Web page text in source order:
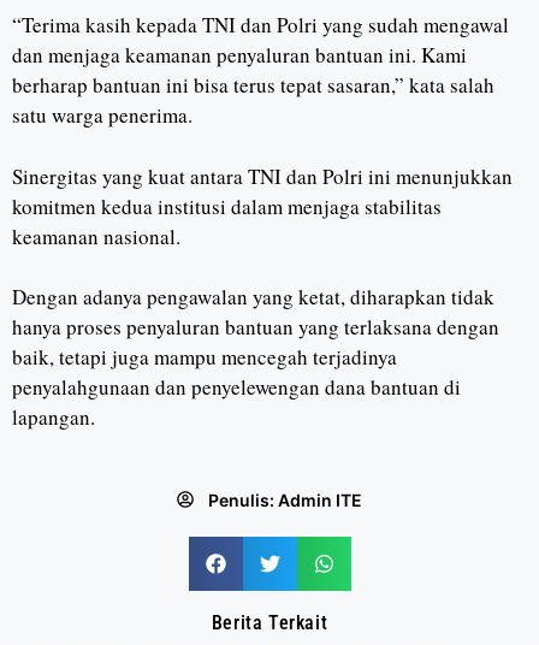
“Terima kasih kepada TNI dan Polri yang sudah mengawal
dan menjaga keamanan penyaluran bantuan ini. Kami
berharap bantuan ini bisa terus tepat sasaran,” kata salah
satu warga penerima.
Sinergitas yang kuat antara TNI dan Polri ini menunjukkan
komitmen kedua institusi dalam menjaga stabilitas
keamanan nasional.
Dengan adanya pengawalan yang ketat, diharapkan tidak
hanya proses penyaluran bantuan yang terlaksana dengan
baik, tetapi juga mampu mencegah terjadinya
penyalahgunaan dan penyelewengan dana bantuan di
lapangan.
Penulis: Admin ITE
Berita Terkait